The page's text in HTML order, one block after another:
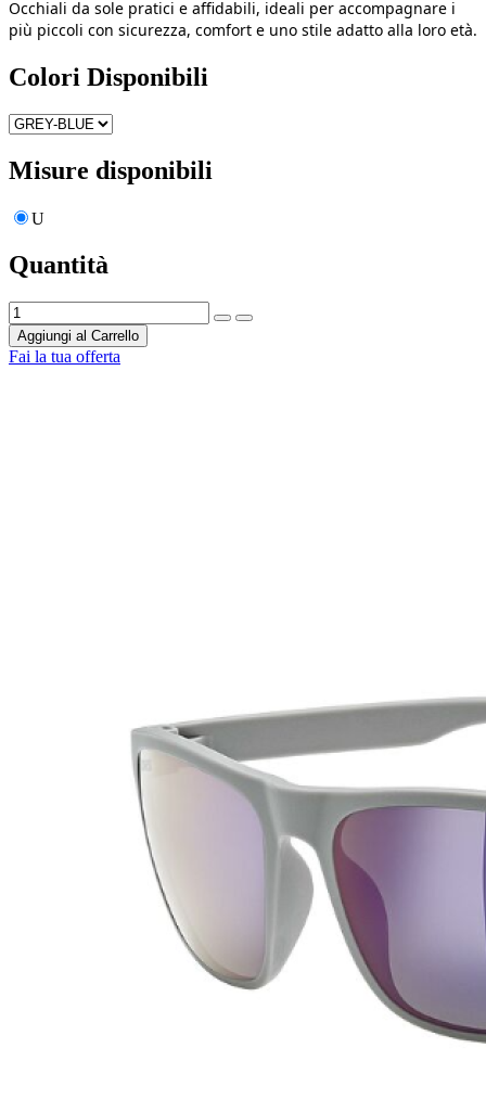
Occhiali da sole pratici e affidabili, ideali per accompagnare i
più piccoli con sicurezza, comfort e uno stile adatto alla loro età.
Colori Disponibili
Misure disponibili
U
Quantità
Aggiungi al Carrello
Fai la tua offerta